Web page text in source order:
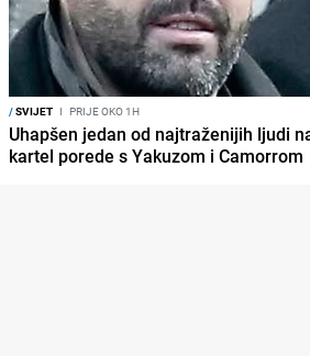
/SVIJET I PRIJE OKO 1H
Uhapšen jedan od najtraženijih ljudi
kartel porede s Yakuzom i Camorrom